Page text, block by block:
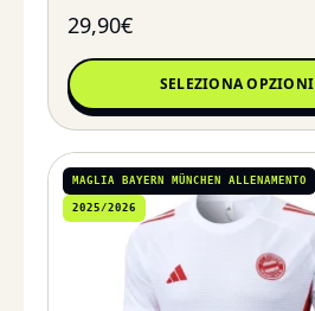
29,90€
SELEZIONA OPZIONI
MAGLIA BAYERN MÜNCHEN ALLENAMENTO
2025/2026